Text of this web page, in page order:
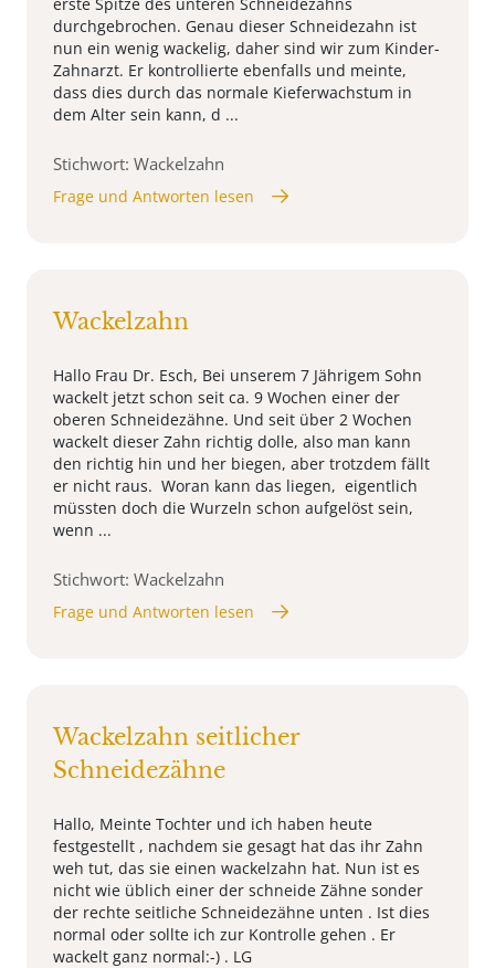
durchgebrochen. Genau dieser Schneidezahn ist
nun ein wenig wackelig, daher sind wir zum Kinder-
Zahnarzt. Er kontrollierte ebenfalls und meinte,
dass dies durch das normale Kieferwachstum in
dem Alter sein kann, d ...
Stichwort: Wackelzahn
Frage und Antworten lesen
Wackelzahn
Hallo Frau Dr. Esch, Bei unserem 7 Jährigem Sohn
wackelt jetzt schon seit ca. 9 Wochen einer der
oberen Schneidezähne. Und seit über 2 Wochen
wackelt dieser Zahn richtig dolle, also man kann
den richtig hin und her biegen, aber trotzdem fällt
er nicht raus. Woran kann das liegen, eigentlich
müssten doch die Wurzeln schon aufgelöst sein,
wenn ...
Stichwort: Wackelzahn
Frage und Antworten lesen
Wackelzahn seitlicher
Schneidezähne
Hallo, Meinte Tochter und ich haben heute
festgestellt , nachdem sie gesagt hat das ihr Zahn
weh tut, das sie einen wackelzahn hat. Nun ist es
nicht wie üblich einer der schneide Zähne sonder
der rechte seitliche Schneidezähne unten . Ist dies
normal oder sollte ich zur Kontrolle gehen . Er
wackelt ganz normal:-) . LG